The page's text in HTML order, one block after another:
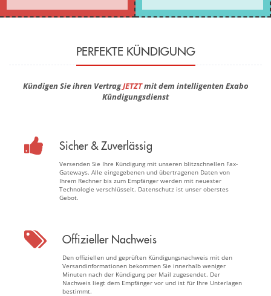
PERFEKTE KÜNDIGUNG
Kündigen Sie ihren VertragJETZTmit dem intelligenten Exabo
Kündigungsdienst
Sicher & Zuverlässig
Versenden Sie Ihre Kündigung mit unseren blitzschnellen Fax-
Gateways. Alle eingegebenen und übertragenen Daten von
Ihrem Rechner bis zum Empfänger werden mit neuester
Technologie verschlüsselt. Datenschutz ist unser oberstes
Gebot.
Offizieller Nachweis
Den offiziellen und geprüften Kündigungsnachweis mit den
Versandinformationen bekommen Sie innerhalb weniger
Minuten nach der Kündigung per Mail zugesendet. Der
Nachweis liegt dem Empfänger vor und ist für Ihre Unterlagen
bestimmt.